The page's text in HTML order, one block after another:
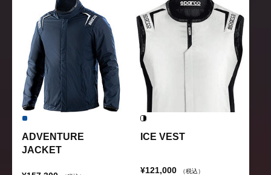
ADVENTURE
JACKET
ICE VEST
¥121,000 （税込）